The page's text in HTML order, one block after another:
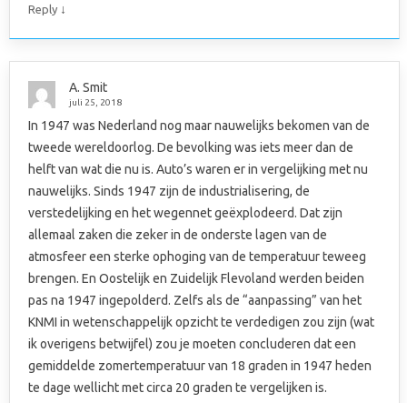
Reply ↓
A. Smit
juli 25, 2018
In 1947 was Nederland nog maar nauwelijks bekomen van de
tweede wereldoorlog. De bevolking was iets meer dan de
helft van wat die nu is. Auto’s waren er in vergelijking met nu
nauwelijks. Sinds 1947 zijn de industrialisering, de
verstedelijking en het wegennet geëxplodeerd. Dat zijn
allemaal zaken die zeker in de onderste lagen van de
atmosfeer een sterke ophoging van de temperatuur teweeg
brengen. En Oostelijk en Zuidelijk Flevoland werden beiden
pas na 1947 ingepolderd. Zelfs als de “aanpassing” van het
KNMI in wetenschappelijk opzicht te verdedigen zou zijn (wat
ik overigens betwijfel) zou je moeten concluderen dat een
gemiddelde zomertemperatuur van 18 graden in 1947 heden
te dage wellicht met circa 20 graden te vergelijken is.